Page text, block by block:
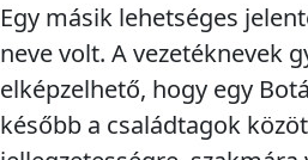
Egy másik lehetséges
neve volt. A vezetéknevek
elképzelhető, hogy egy
később a családtagok